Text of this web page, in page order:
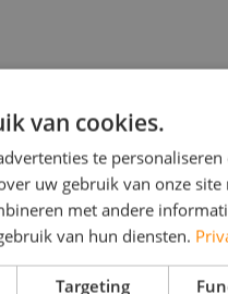
toepassingen in
tot krachtige
van cookies.
te
uw gebruik van onze
met andere
van hun diensten.
Targeting